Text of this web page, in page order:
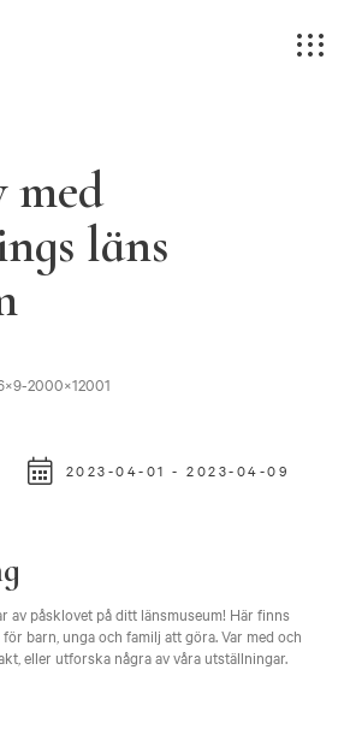
med
läns
2023-04-01 - 2023-04-09
av påsklovet på ditt länsmuseum! Här finns
barn, unga och familj att göra. Var med och
eller utforska några av våra utställningar.